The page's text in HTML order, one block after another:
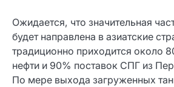
Ожидается, что значительная
будет направлена в азиатские
традиционно приходится около
нефти и 90% поставок СПГ из
По мере выхода загруженных